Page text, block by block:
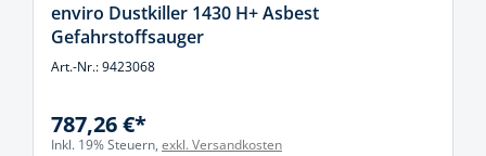
enviro Dustkiller 1430 H+ Asbest
Gefahrstoffsauger
Art.-Nr.: 9423068
787,26 €*
Inkl. 19% Steuern, exkl. Versandkosten